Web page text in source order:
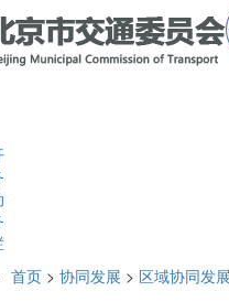
首页 > 协同发展 > 区域协同发